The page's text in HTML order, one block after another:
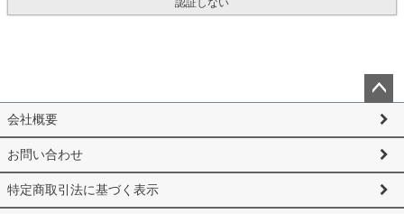
ペー
ップ
へ
会社概要
お問い合わせ
特定商取引法に基づく表示